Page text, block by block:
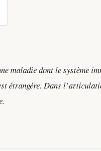
maladie dont le système
étrangère. Dans